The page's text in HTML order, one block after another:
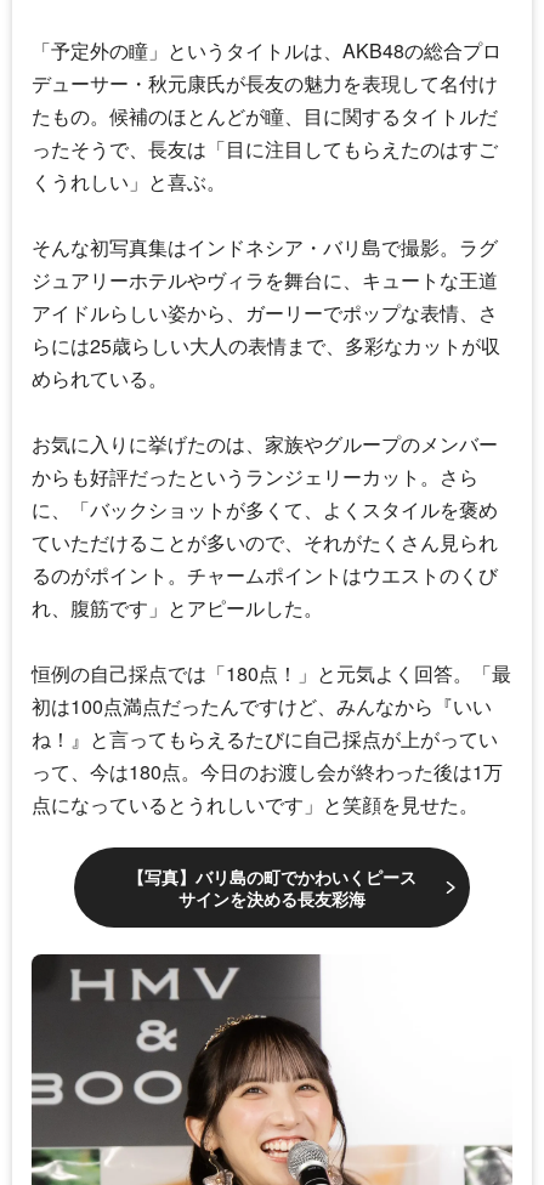
「予定外の瞳」というタイトルは、 AKB48の総合プロ
デューサー・秋元康氏が長友の魅力を表現して名付け
たもの。候補のほとんどが瞳、目に関するタイトルだ
ったそうで、長友は「目に注目してもらえたのはすご
くうれしい」と喜ぶ。
そんな初写真集はインドネシア・バリ島で撮影。ラグ
ジュアリーホテルやヴィラを舞台に、キュートな王道
アイドルらしい姿から、ガーリーでポップな表情、さ
らには25歳らしい大人の表情まで、多彩なカットが収
められている。
お気に入りに挙げたのは、家族やグループのメンバー
からも好評だったというランジェリーカット。さら
に、「バックショットが多くて、よくスタイルを褒め
ていただけることが多いので、それがたくさん見られ
るのがポイント。チャームポイントはウエストのくび
れ、腹筋です」とアピールした。
恒例の自己採点では「180点！」と元気よく回答。「最
初は100点満点だったんですけど、みんなから『いい
ね！』と言ってもらえるたびに自己採点が上がってい
って、今は180点。今日のお渡し会が終わった後は1万
点になっているとうれしいです」と笑顔を見せた。
【写真】バリ島の町でかわいくピース
サインを決める長友彩海